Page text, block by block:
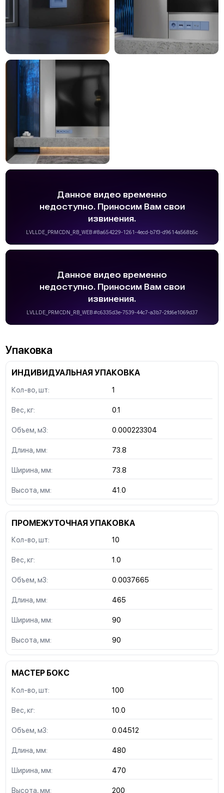
Упаковка
ИНДИВИДУАЛЬНАЯ УПАКОВКА
Кол-во, шт: 1
Вес, кг: 0.1
Объем, м3: 0.000223304
Длина, мм: 73.8
Ширина, мм: 73.8
Высота, мм: 41.0
ПРОМЕЖУТОЧНАЯ УПАКОВКА
Кол-во, шт: 10
Вес, кг: 1.0
Объем, м3: 0.0037665
Длина, мм: 465
Ширина, мм: 90
Высота, мм: 90
МАСТЕР БОКС
Кол-во, шт: 100
Вес, кг: 10.0
Объем, м3: 0.04512
Длина, мм: 480
Ширина, мм: 470
Высота, мм: 200